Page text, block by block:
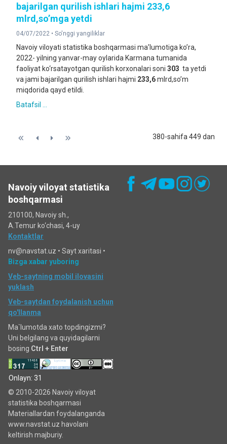
bajarilgan qurilish ishlari hajmi 233,6
mlrd,so’mga yetdi
04/07/2022 • So'nggi yangiliklar
Navoiy viloyati statistika boshqarmasi ma’lumotiga ko’ra,
2022- yilning yanvar-may oylarida Karmana tumanida
faoliyat ko‘rsatayotgan qurilish korxonalari soni 303 ta yetdi
va jami bajarilgan qurilish ishlari hajmi 233,6mlrd,so’m
miqdorida qayd etildi.
Batafsil ...
380-sahifa 449 dan
Navoiy viloyat statistika
boshqarmasi
210100, Navoiy sh.,
A.Temur ko‘chаsi, 4-uy
Kontaktlar
nv@navstat.uz • Sayt xaritasi •
Bizga xabar yuboring
Veb-saytning mobil ilovasini
yuklash
Veb-saytdan foydalanish uchun
qo'llanma
Ma`lumotda xato topdingizmi?
Uni belgilang va quyidagilarni
bosing Ctrl + Enter
Onlayn: 31
© 2010-2026 Navoiy viloyat
statistika boshqarmasi
Materiallardan foydalanganda
www.navstat.uz havolani
keltirish majburiy.